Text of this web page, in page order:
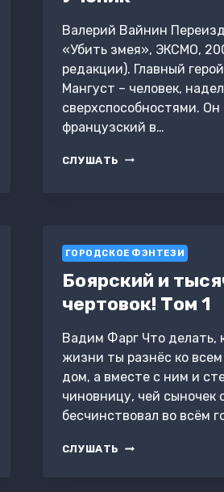
Валерий Вайнин
«Убить змея», ЭКСМО,
редакции). Главный
Мангуст – человек,
сверхспособностями. Он
французский в…
СЛУШАТЬ УЧЕНИК
ГОРОДСКОЕ ФЭНТЕЗИ
Боярский и
чертовок! Том 1
Вадим Фарг Что делать,
жизни ты разнёс ко
дом, а вместе с ним и
чиновницу, чей сыночек
бесчинствовал во всём
СЛУШАТЬ БОЯРСКИЙ